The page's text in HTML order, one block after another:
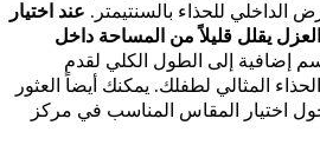
الداخلي للحذاء بالسنتيمتر. عند اختيار
يقلل قليلاً من المساحة داخل
بإضافة 0.5 سم إضافية إلى الطول الكلي لقدم
المثالي لطفلك. يمكنك أيضاً العثور
اختيار المقاس المناسب في مركز